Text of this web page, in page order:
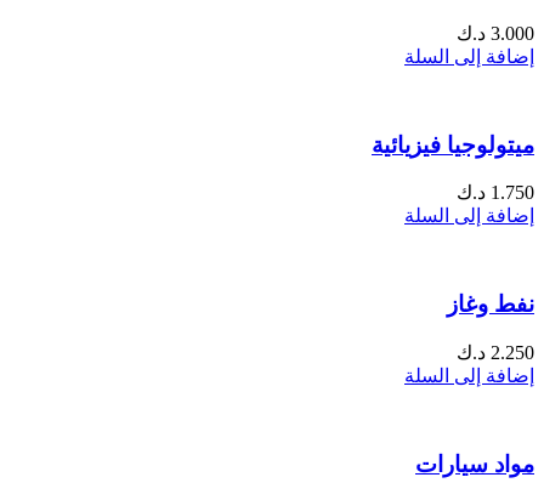
3.000 د.ك
إضافة إلى السلة
ميتولوجيا فيزيائية
1.750 د.ك
إضافة إلى السلة
نفط وغاز
2.250 د.ك
إضافة إلى السلة
مواد سيارات